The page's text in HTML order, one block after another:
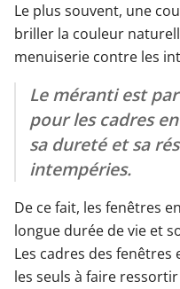
Le plus souvent, une
briller la couleur
menuiserie contre les
Le méranti est
pour les cadres
sa dureté et sa
intempéries.
De ce fait, les fenêtres
longue durée de vie et
Les cadres des
les seuls à faire